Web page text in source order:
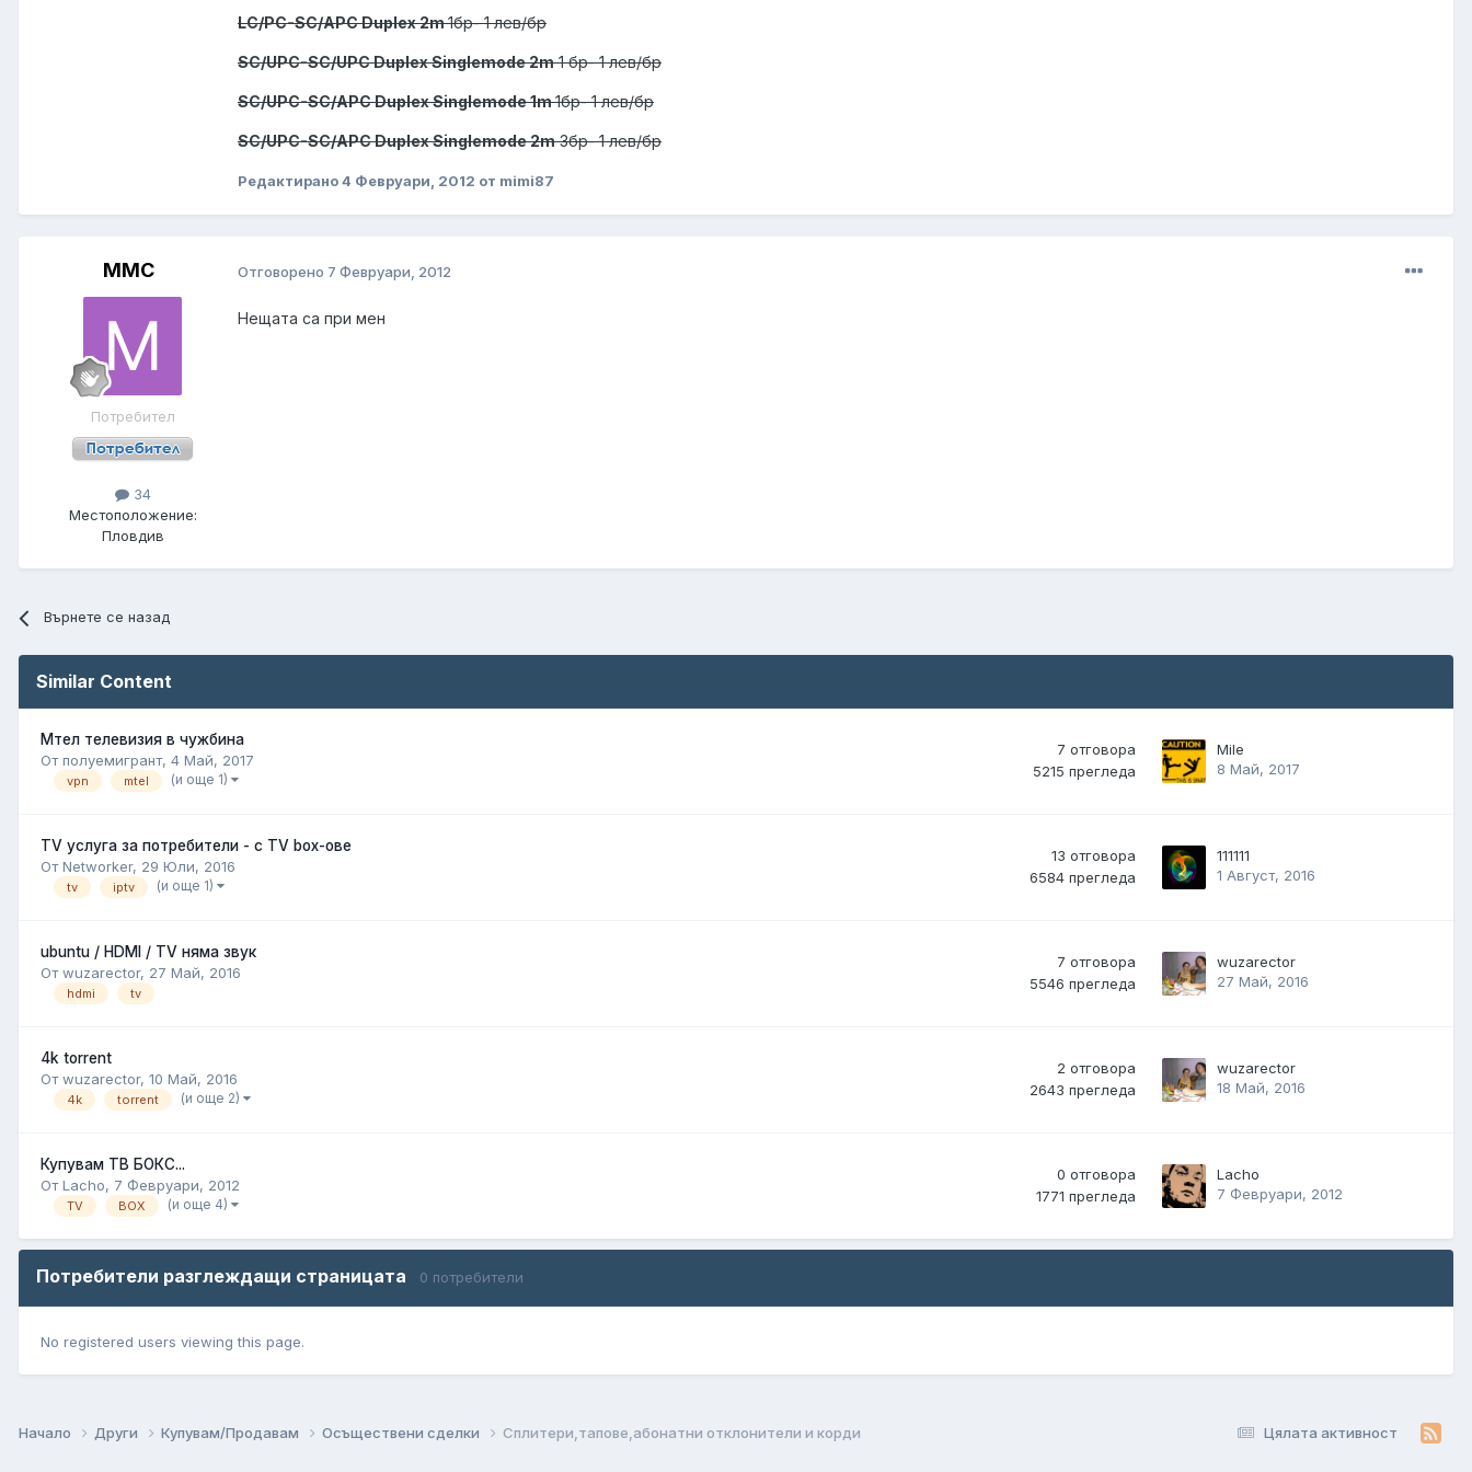
LC/PC-SC/APC Duplex 2m1бр- 1 лев/бр
SC/UPC-SC/UPC Duplex Singlemode 2m1 бр- 1 лев/бр
SC/UPC-SC/APC Duplex Singlemode 1m1бр- 1 лев/бр
SC/UPC-SC/APC Duplex Singlemode 2m3бр- 1 лев/бр
Редактирано4 Февруари, 2012 от mimi87
MMC
Потребител
34
Местоположение:
Пловдив
Отговорено 7 Февруари, 2012
Нещата са при мен
Върнете се назад
Similar Content
Мтел телевизия в чужбина
От полуемигрант, 4 Май, 2017
vpn mtel (и още 1)
7 отговора
5215 прегледа
Mile
8 Май, 2017
TV услуга за потребители - с TV box-ове
От Networker, 29 Юли, 2016
tv iptv (и още 1)
13 отговора
6584 прегледа
111111
1 Август, 2016
ubuntu / HDMI / TV няма звук
От wuzarector, 27 Май, 2016
hdmi tv
7 отговора
5546 прегледа
wuzarector
27 Май, 2016
4k torrent
От wuzarector, 10 Май, 2016
4k torrent (и още 2)
2 отговора
2643 прегледа
wuzarector
18 Май, 2016
Купувам ТВ БОКС...
От Lacho, 7 Февруари, 2012
TV BOX (и още 4)
0 отговора
1771 прегледа
Lacho
7 Февруари, 2012
Потребители разглеждащи страницата 0 потребители
No registered users viewing this page.
Цялата активност
Начало Други Купувам/Продавам Осъществени сделки Сплитери,тапове,абонатни отклонители и корди